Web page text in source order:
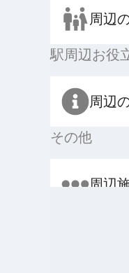
周辺
駅周辺お役
周辺
その他
周辺